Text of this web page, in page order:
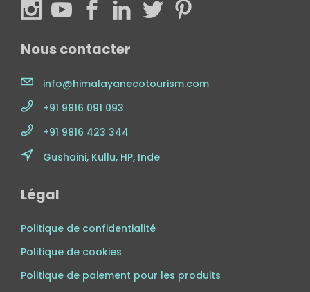
Nous contacter
info@himalayanecotourism.com
+91 9816 091 093
+91 9816 423 344
Gushaini, Kullu, HP, Inde
Légal
Politique de confidentialité
Politique de cookies
Politique de paiement pour les produits